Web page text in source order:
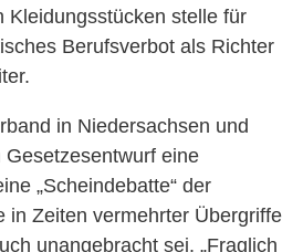
Kleidungsstücken stelle für
Berufsverbot als Richter
in Niedersachsen und
eine
„Scheindebatte“ der
in Zeiten vermehrter Übergriffe
unangebracht sei. „Fraglich